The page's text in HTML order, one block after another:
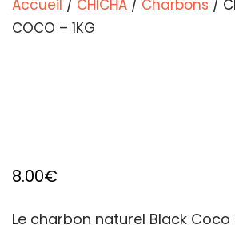
Accueil / CHICHA / Charbons /
COCO – 1KG
8.00€
Le charbon naturel Black Coco